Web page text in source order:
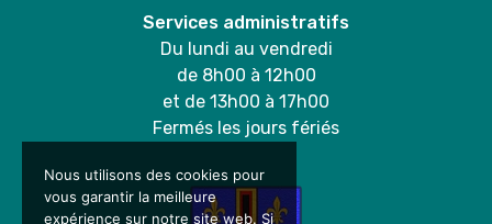
Services administratifs
Du lundi au vendredi
de 8h00 à 12h00
et de 13h00 à 17h00
Fermés les jours fériés
Nous utilisons des cookies pour
vous garantir la meilleure
expérience sur notre site web. Si